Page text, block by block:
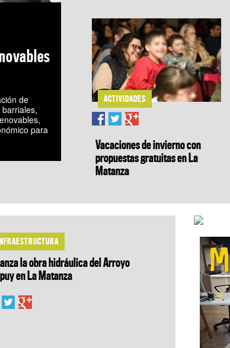
de
para
ACTIVIDADES
Vacaciones de invierno con
propuestas gratuitas en La
Matanza
la obra hidráulica del Arroyo
en La Matanza